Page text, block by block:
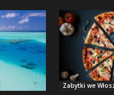
Zabytki we